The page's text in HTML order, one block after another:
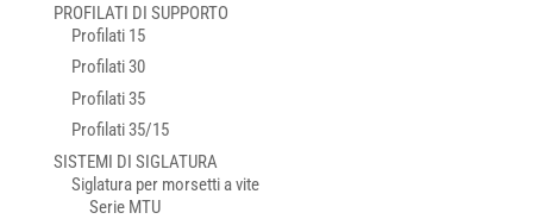
PROFILATI DI SUPPORTO
Profilati 15
Profilati 30
Profilati 35
Profilati 35/15
SISTEMI DI SIGLATURA
Siglatura per morsetti a vite
Serie MTU